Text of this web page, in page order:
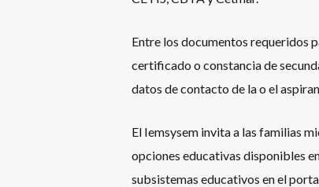
Entre los documentos requeridos
certificado o constancia de
datos de contacto de la o el
El Iemsysem invita a las familias
opciones educativas disponibles
subsistemas educativos en el